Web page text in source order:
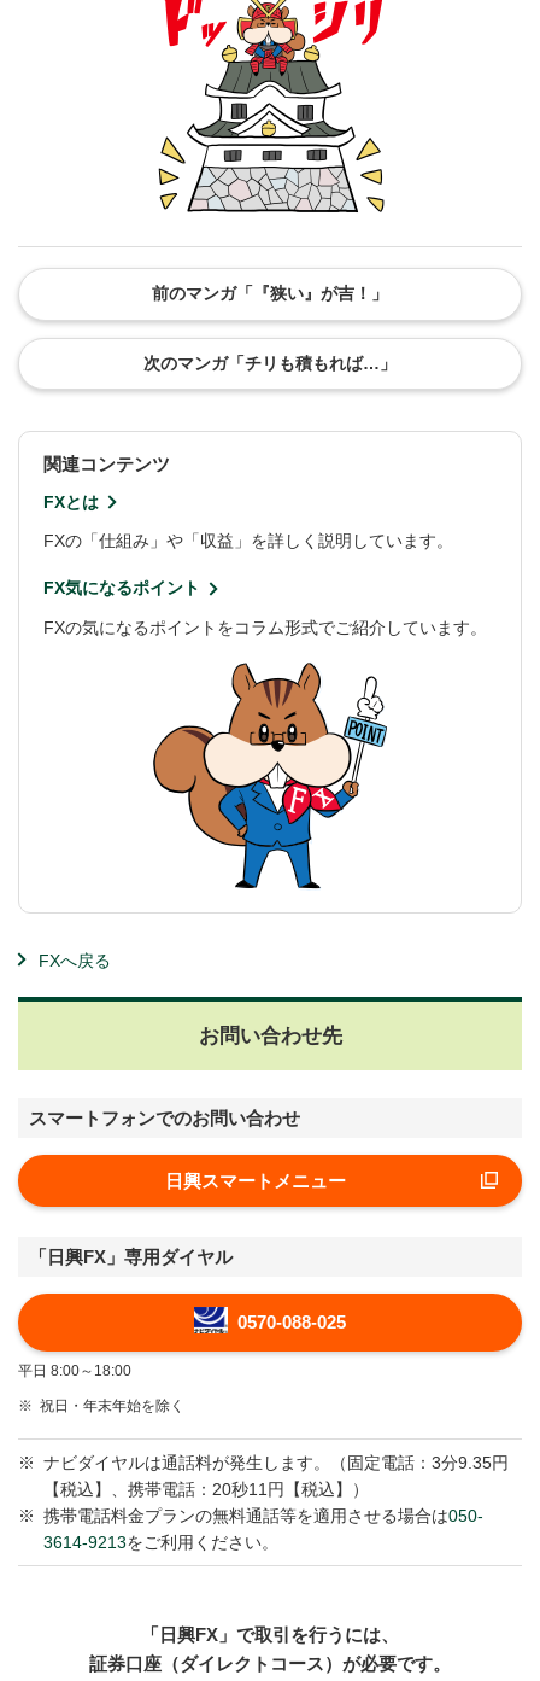
前のマンガ「『狭い』が吉！」
次のマンガ「チリも積もれば…」
関連コンテンツ
FXとは
FXの「仕組み」や「収益」を詳しく説明しています。
FX気になるポイント
FXの気になるポイントをコラム形式でご紹介しています。
FXへ戻る
お問い合わせ先
スマートフォンでのお問い合わせ
日興スマートメニュー
「日興FX」専用ダイヤル
0570-088-025
平日 8:00～18:00
※ 祝日・年末年始を除く
※ ナビダイヤルは通話料が発生します。（固定電話：3分9.35円
【税込】、携帯電話：20秒11円【税込】）
※ 携帯電話料金プランの無料通話等を適用させる場合は050-
3614-9213をご利用ください。
「日興FX」で取引を行うには、
証券口座（ダイレクトコース）が必要です。